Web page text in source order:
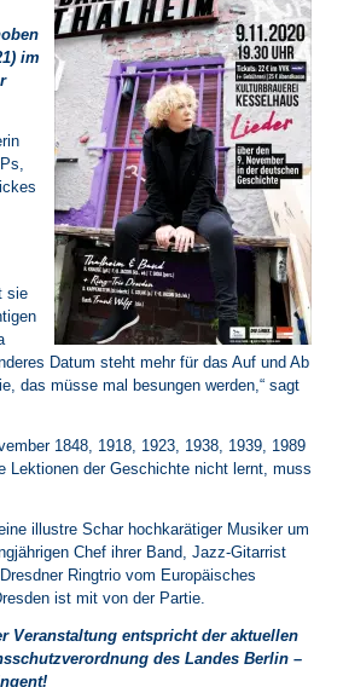
im
sie
Datum steht mehr für das Auf und Ab
das müsse mal besungen werden,“ sagt
1848, 1918, 1923, 1938, 1939, 1989
Lektionen der Geschichte nicht lernt, muss
illustre Schar hochkarätiger Musiker um
Chef ihrer Band, Jazz-Gitarrist
Dresdner Ringtrio vom Europäisches
ist mit von der Partie.
Veranstaltung entspricht der aktuellen
des Landes Berlin –